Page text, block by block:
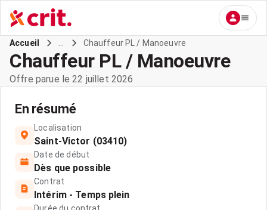
Accueil Chauffeur PL / Manoeuvre
Chauffeur PL / Manoeuvre
Offre parue le 22 juillet 2026
En résumé
Localisation
Saint-Victor (03410)
Date de début
Dès que possible
Contrat
Intérim - Temps plein